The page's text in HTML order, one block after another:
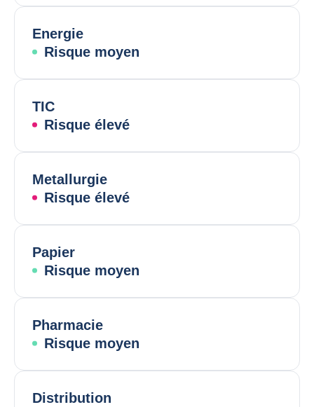
Energie
Risque moyen
TIC
Risque élevé
Metallurgie
Risque élevé
Papier
Risque moyen
Pharmacie
Risque moyen
Distribution